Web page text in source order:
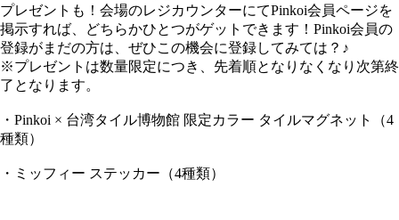
プレゼントも！会場のレジカウンターにてPinkoi会員ページを
掲示すれば、どちらかひとつがゲットできます！Pinkoi会員の
登録がまだの方は、ぜひこの機会に登録してみては？♪
※プレゼントは数量限定につき、先着順となりなくなり次第終
了となります。
・Pinkoi × 台湾タイル博物館 限定カラー タイルマグネット（4
種類）
・ミッフィー ステッカー（4種類）